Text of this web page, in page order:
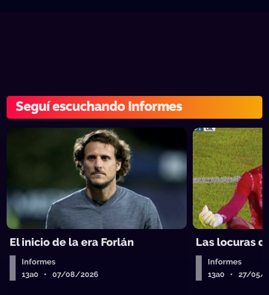
Seguí escuchando Informes
El inicio de la era Forlán
Informes
13a0 • 07/08/2026
Las locuras
Informes
13a0 • 27/05/